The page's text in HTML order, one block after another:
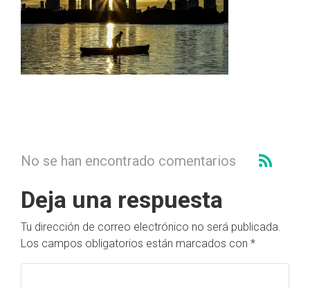
No se han encontrado comentarios
Deja una respuesta
Tu dirección de correo electrónico no será publicada.
Los campos obligatorios están marcados con *